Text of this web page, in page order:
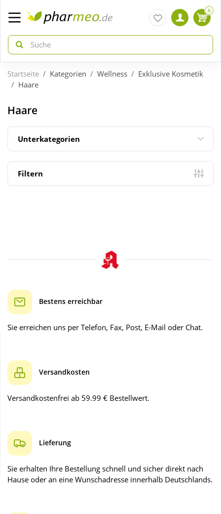
zurück
ÜBERSICHT AKTIONEN
Aktuelle Coupons
Schnäppchen
Sparsets
zurück
ÜBERSICHT KATEGORIEN
Arzneimittel
Liebe & Erotik
Mutter & Kind
Sanitätshaus
Tierbedarf
Wellness
0
Startseite Kategorien Wellness
Exklusive Kosmetik
Haare
Haare
Unterkategorien
Filtern
Bestens erreichbar
Sie erreichen uns per Telefon, Fax, Post, E-Mail oder Chat.
Versandkosten
Versandkostenfrei ab 59.99 € Bestellwert.
Lieferung
Sie erhalten Ihre Bestellung schnell und sicher direkt nach
Hause oder an eine Wunschadresse innerhalb Deutschlands.